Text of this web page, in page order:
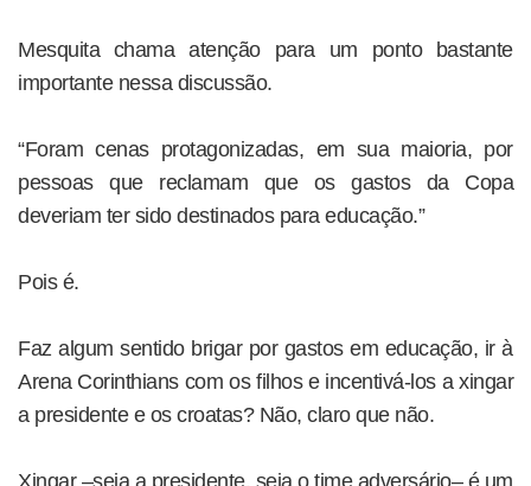
Mesquita chama atenção para um ponto bastante
importante nessa discussão.
“Foram cenas protagonizadas, em sua maioria, por
pessoas que reclamam que os gastos da Copa
deveriam ter sido destinados para educação.”
Pois é.
Faz algum sentido brigar por gastos em educação, ir à
Arena Corinthians com os filhos e incentivá-los a xingar
a presidente e os croatas? Não, claro que não.
Xingar –seja a presidente, seja o time adversário– é um